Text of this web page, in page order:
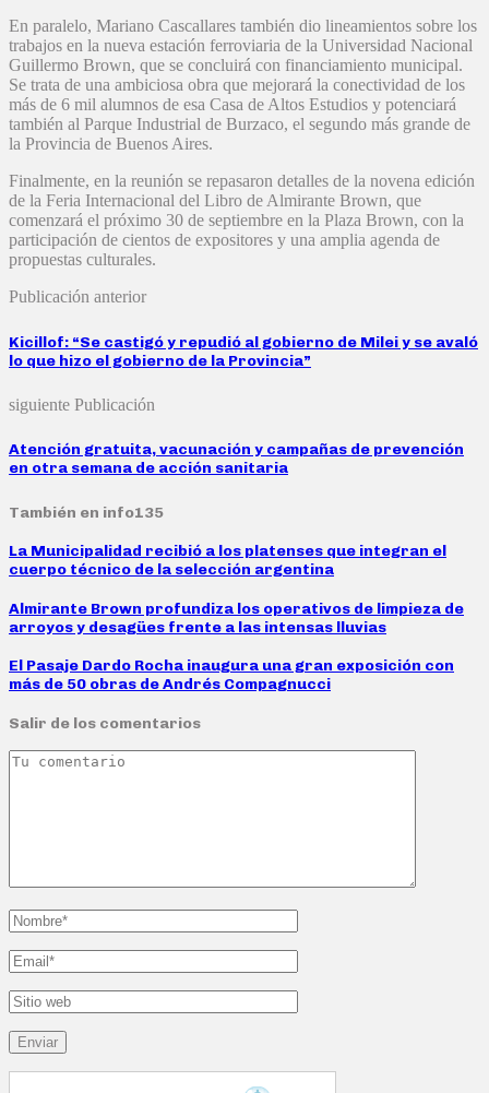
En paralelo, Mariano Cascallares también dio lineamientos sobre los
trabajos en la nueva estación ferroviaria de la Universidad Nacional
Guillermo Brown, que se concluirá con financiamiento municipal.
Se trata de una ambiciosa obra que mejorará la conectividad de los
más de 6 mil alumnos de esa Casa de Altos Estudios y potenciará
también al Parque Industrial de Burzaco, el segundo más grande de
la Provincia de Buenos Aires.
Finalmente, en la reunión se repasaron detalles de la novena edición
de la Feria Internacional del Libro de Almirante Brown, que
comenzará el próximo 30 de septiembre en la Plaza Brown, con la
participación de cientos de expositores y una amplia agenda de
propuestas culturales.
Publicación anterior
Kicillof: “Se castigó y repudió al gobierno de Milei y se avaló
lo que hizo el gobierno de la Provincia”
siguiente Publicación
Atención gratuita, vacunación y campañas de prevención
en otra semana de acción sanitaria
También en info135
La Municipalidad recibió a los platenses que integran el
cuerpo técnico de la selección argentina
Almirante Brown profundiza los operativos de limpieza de
arroyos y desagües frente a las intensas lluvias
El Pasaje Dardo Rocha inaugura una gran exposición con
más de 50 obras de Andrés Compagnucci
Salir de los comentarios